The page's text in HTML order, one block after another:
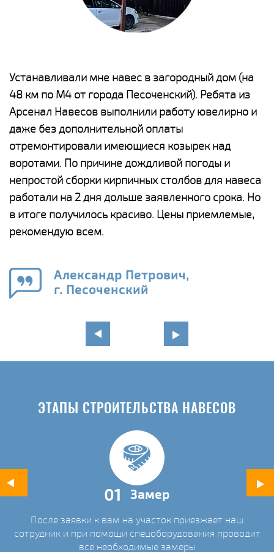
Устанавливали мне навес в загородный дом (на
48 км по М4 от города Песоченский). Ребята из
Арсенал Навесов выполнили работу ювелирно и
даже без дополнительной оплаты
отремонтировали имеющиеся козырек над
воротами. По причине дождливой погоды и
непростой сборки кирпичных столбов для навеса
работали на 2 дня дольше заявленного срока. Но
в итоге получилось красиво. Цены приемлемые,
рекомендую всем.
Александр Петрович,
г. Песоченский
ЭТАПЫ СТРОИТЕЛЬСТВА НАВЕСОВ
01 Замер
После заявки к вам на участок приезжает наш
сотрудник и при помощи спецоборудования проводит
все необходимые замеры